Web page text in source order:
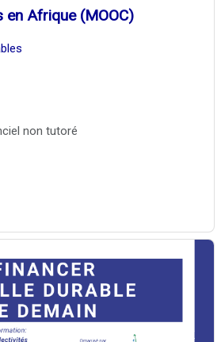
en Afrique (MOOC)
non tutoré